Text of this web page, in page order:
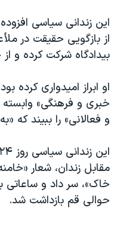
این زندانی سیاسی
از بازگویی حقیقت در
بیدادگاه شرکت کرده و
او ابراز امیدواری کرده
خبری و فرهنگی» وابسته
و فعالانی» را ببیند که
مقابل زندان، شعار
خاک»، سر داد و ساعاتی
حوالی قم بازداشت شد.